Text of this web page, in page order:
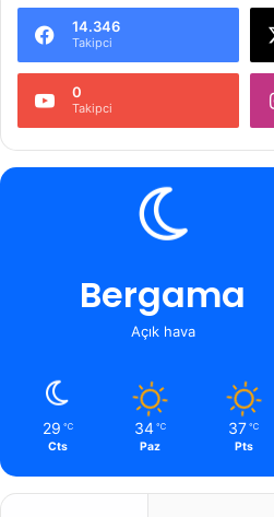
14.346
Takipci
0
Takipci
Bergama
Açık hava
29 ℃
Cts
34 ℃
Paz
37 ℃
Pts